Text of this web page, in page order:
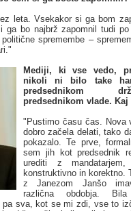
leta. Vsekakor si ga bom
ga bo najbrž zapomnil tudi
spremembe –
Mediji, ki vse vedo,
nikoli ni bilo take
predsednikom
predsednikom vlade.
"Pustimo času čas. Nova
dobro začela delati, tako
pokazalo. Te prve,
sem jih kot predsednik
urediti z
konstruktivno in korektno.
z Janezom Janšo
različna obdobja.
sva, kot se mi zdi, vse to